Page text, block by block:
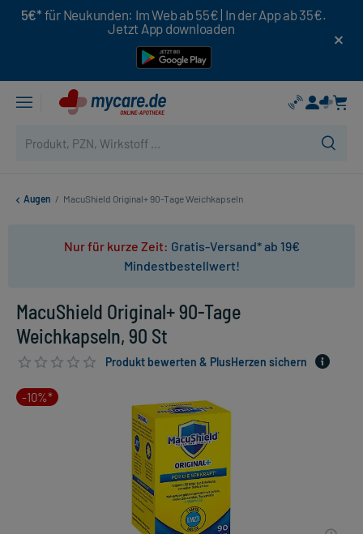
5€* für Neukunden: Im Web ab 55€ | In der App ab 35€.
Jetzt App downloaden
Augen / MacuShield Original+ 90-Tage Weichkapseln
Nur für kurze Zeit: Gratis-Versand* ab 19€
Mindestbestellwert!
MacuShield Original+ 90-Tage
Weichkapseln, 90 St
Produkt bewerten & PlusHerzen sichern
-10%*